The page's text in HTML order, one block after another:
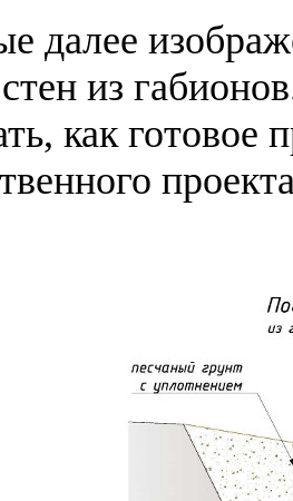
далее
из
как готовое